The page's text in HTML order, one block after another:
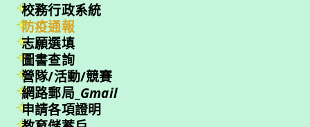
校務行政系統
防疫通報
志願選填
圖書查詢
營隊/活動/競賽
網路郵局_ Gmail
申請各項證明